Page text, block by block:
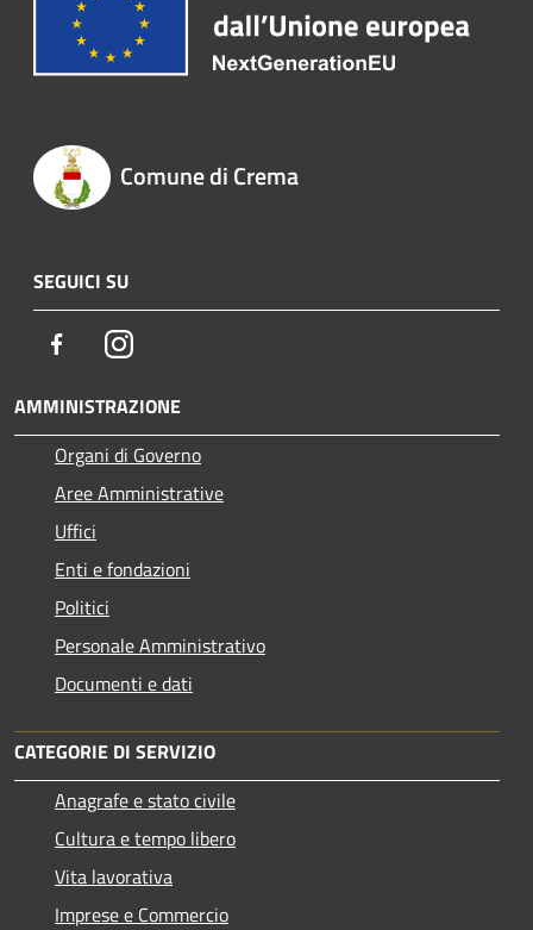
Comune di Crema
SEGUICI SU
FacebookInstagram
AMMINISTRAZIONE
Organi di Governo
Aree Amministrative
Uffici
Enti e fondazioni
Politici
Personale Amministrativo
Documenti e dati
CATEGORIE DI SERVIZIO
Anagrafe e stato civile
Cultura e tempo libero
Vita lavorativa
Imprese e Commercio